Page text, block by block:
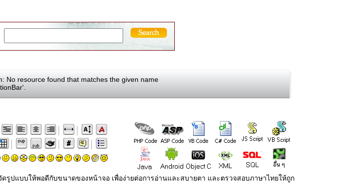
No resource found that matches the given name
ดรูปแบบให้พอดีกับขนาดของหน้าจอ เพื่อง่ายต่อการอ่านและสบายตา และตรวจสอบภาษาไทยให้ถูก